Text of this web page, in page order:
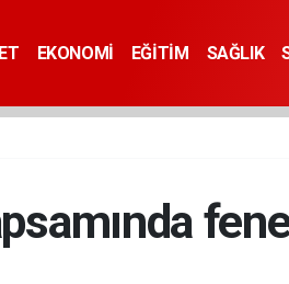
EKONOMİ EĞİTİM SAĞLIK